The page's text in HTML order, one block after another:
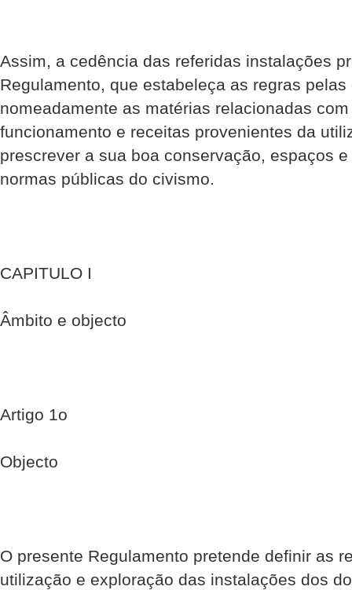
Assim, a cedência das referidas instalações
Regulamento, que estabeleça as regras
nomeadamente as matérias relacionadas
funcionamento e receitas provenientes da
prescrever a sua boa conservação, espaços
normas públicas do civismo.
CAPITULO I
Âmbito e objecto
Artigo 1o
Objecto
O presente Regulamento pretende definir as
utilização e exploração das instalações dos